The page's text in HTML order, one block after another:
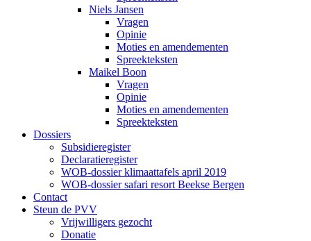
Niels Jansen
Vragen
Opinie
Moties en amendementen
Spreekteksten
Maikel Boon
Vragen
Opinie
Moties en amendementen
Spreekteksten
Dossiers
Subsidieregister
Declaratieregister
WOB-dossier klimaattafels april 2019
WOB-dossier safari resort Beekse Bergen
Contact
Steun de PVV
Vrijwilligers gezocht
Donatie